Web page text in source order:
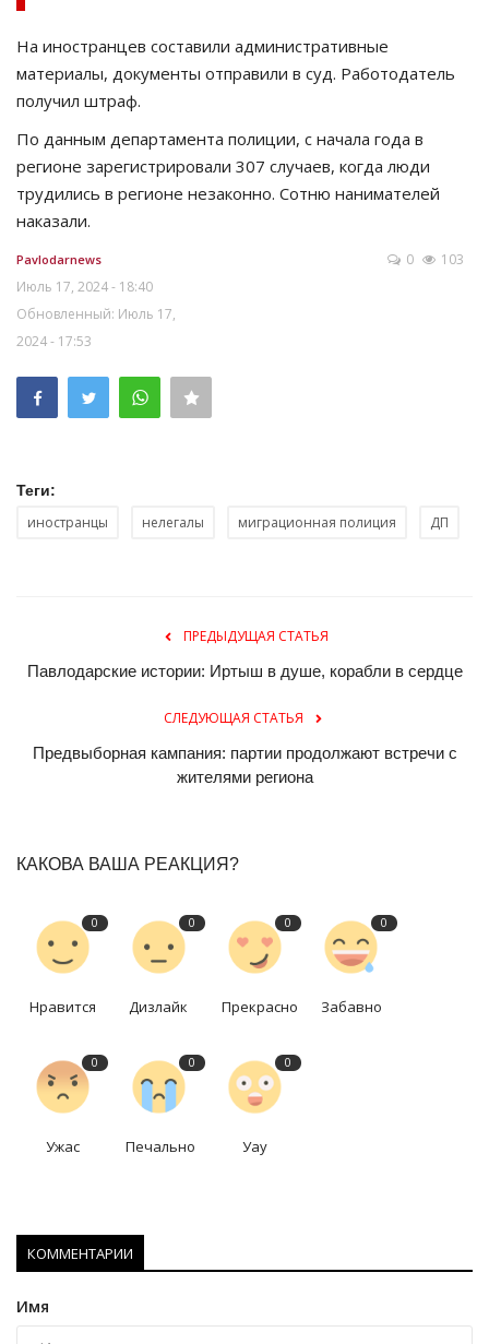
На иностранцев составили административные
материалы, документы отправили в суд. Работодатель
получил штраф.
По данным департамента полиции, с начала года в
регионе зарегистрировали 307 случаев, когда люди
трудились в регионе незаконно. Сотню нанимателей
наказали.
Pavlodarnews
Июль 17, 2024 - 18:40
Обновленный: Июль 17,
2024 - 17:53
0 103
Теги:
иностранцы нелегалы миграционная полиция ДП
ПРЕДЫДУЩАЯ СТАТЬЯ
Павлодарские истории: Иртыш в душе, корабли в сердце
СЛЕДУЮЩАЯ СТАТЬЯ
Предвыборная кампания: партии продолжают встречи с
жителями региона
КАКОВА ВАША РЕАКЦИЯ?
0
Нравится
0
Дизлайк
0
Прекрасно
0
Забавно
0
Ужас
0
Печально
0
Уау
КОММЕНТАРИИ
Имя